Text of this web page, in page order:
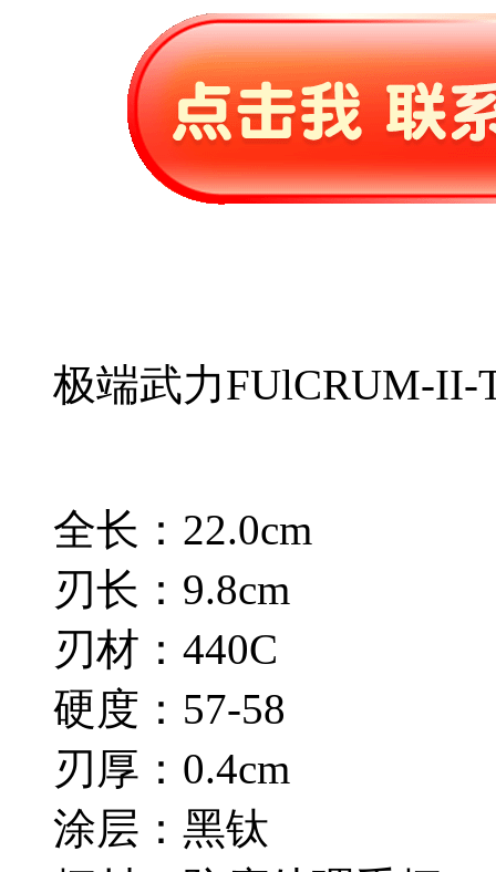
极端武力FUlCRUM-II-
全长：22.0cm
刃长：9.8cm
刃材：440C
硬度：57-58
刃厚：0.4cm
涂层：黑钛